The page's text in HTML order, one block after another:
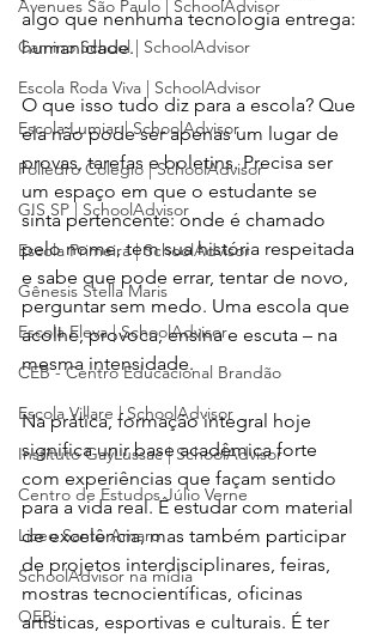
Avenues São Paulo | SchoolAdvisor
Camino School | SchoolAdvisor
Escola Roda Viva | SchoolAdvisor
Escola Lumiar | SchoolAdvisor
Poliedro Colégio | SchoolAdvisor
GIS SP | SchoolAdvisor
Escola Primeira | SchoolAdvisor
Gênesis Stella Maris
Escola Eleva | SchoolAdvisor
CEB - Centro Educacional Brandão
Escola Villare | SchoolAdvisor
Instituto GayLussac | SchoolAdvisor
Centro de Estudos Júlio Verne
Liceo Santo Amaro
SchoolAdvisor na mídia
OEBi
algo que nenhuma tecnologia entrega:
humanidade.
O que isso tudo diz para a escola? Que
ela não pode ser apenas um lugar de
provas, tarefas e boletins. Precisa ser
um espaço em que o estudante se
sinta pertencente: onde é chamado
pelo nome, tem sua história respeitada
e sabe que pode errar, tentar de novo,
perguntar sem medo. Uma escola que
acolhe, provoca, ensina e escuta – na
mesma intensidade.
Na prática, formação integral hoje
significa unir base acadêmica forte
com experiências que façam sentido
para a vida real. É estudar com material
de excelência, mas também participar
de projetos interdisciplinares, feiras,
mostras tecnocientíficas, oficinas
artísticas, esportivas e culturais. É ter